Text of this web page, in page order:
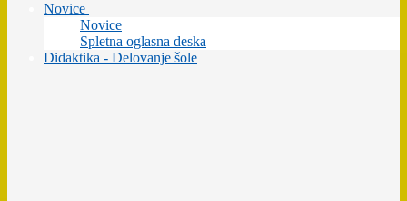
Novice
Novice
Spletna oglasna deska
Didaktika - Delovanje šole